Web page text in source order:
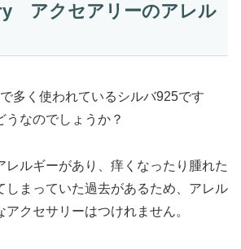
アクセアリーのアレル
多く使われているシルバ925です
うなのでしょうか？
レルギーがあり、痒くなったり腫れた
しまっていた過去があるため、アレル
クセサリーはつけれません。